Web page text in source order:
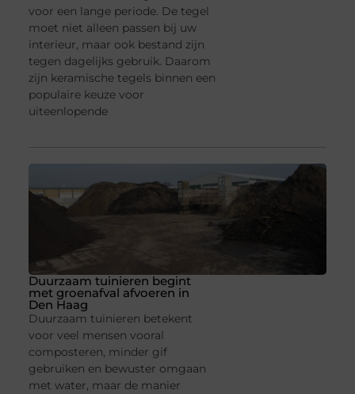
voor een lange periode. De tegel
moet niet alleen passen bij uw
interieur, maar ook bestand zijn
tegen dagelijks gebruik. Daarom
zijn keramische tegels binnen een
populaire keuze voor
uiteenlopende
Duurzaam tuinieren begint
met groenafval afvoeren in
Den Haag
Duurzaam tuinieren betekent
voor veel mensen vooral
composteren, minder gif
gebruiken en bewuster omgaan
met water, maar de manier